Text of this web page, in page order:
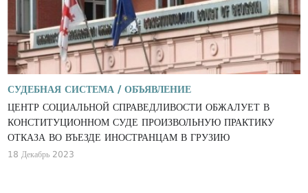
СУДЕБНАЯ СИСТЕМА / ОБЪЯВЛЕНИЕ
ЦЕНТР СОЦИАЛЬНОЙ СПРАВЕДЛИВОСТИ ОБЖАЛУЕТ В
КОНСТИТУЦИОННОМ СУДЕ ПРОИЗВОЛЬНУЮ ПРАКТИКУ
ОТКАЗА ВО ВЪЕЗДЕ ИНОСТРАНЦАМ В ГРУЗИЮ
18 Декабрь 2023